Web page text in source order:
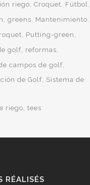
riego
Croquet
Fútbol
greens
Mantenimiento
Putting-green
golf
reformas
campos de golf
de Golf. Sistema de
riego
tees
RÉALISÉS